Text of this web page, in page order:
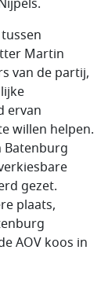
Martin
van de partij,
ervan
willen helpen.
Batenburg
gezet.
plaats,
AOV koos in